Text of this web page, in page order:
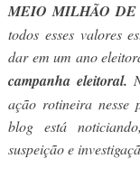
MEIO MILHÃO DE
todos esses valores
dar em um ano
campanha eleitoral.
ação rotineira nesse
blog está
suspeição e